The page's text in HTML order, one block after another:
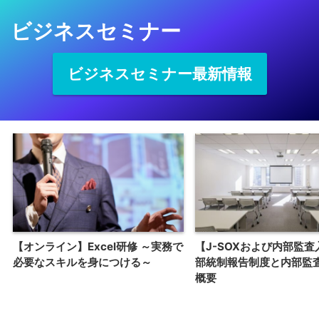
ビジネスセミナー
ビジネスセミナー最新情報
【オンライン】Excel研修 ～実務で
必要なスキルを身につける～
【J-SOXおよび内部監査
部統制報告制度と内部監
概要